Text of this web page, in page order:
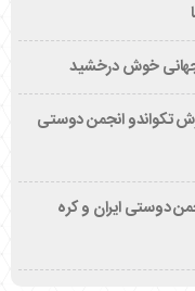
جهانی خوش درخشید
تکواندو انجمن دوستی
دوستی ایران و کره